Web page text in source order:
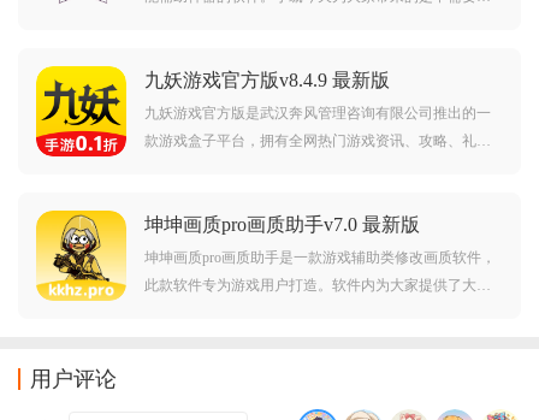
能，然后自己调好参数就可以在游戏中展露身手了。
九妖游戏官方版v8.4.9 最新版
九妖游戏官方版是武汉奔风管理咨询有限公司推出的一
款游戏盒子平台，拥有全网热门游戏资讯、攻略、礼包
畅，感兴趣的朋友可千万不要错过了哦！
坤坤画质pro画质助手v7.0 最新版
坤坤画质pro画质助手是一款游戏辅助类修改画质软件，
此款软件专为游戏用户打造。软件内为大家提供了大量
用户评论